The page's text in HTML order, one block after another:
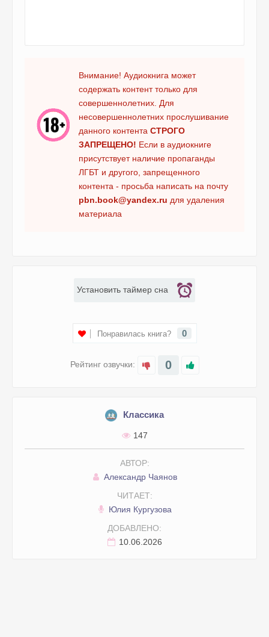
Внимание! Аудиокнига может
содержать контент только для
совершеннолетних. Для
несовершеннолетних прослушивание
данного контента СТРОГО
ЗАПРЕЩЕНО! Если в аудиокниге
присутствует наличие пропаганды
ЛГБТ и другого, запрещенного
контента - просьба написать на почту
pbn.book@yandex.ru для удаления
материала
Рейтинг озвучки: 0
Понравилась книга? 0
Установить таймер сна
Классика
147
АВТОР:
Александр Чаянов
ЧИТАЕТ:
Юлия Кургузова
ДОБАВЛЕНО:
10.06.2026